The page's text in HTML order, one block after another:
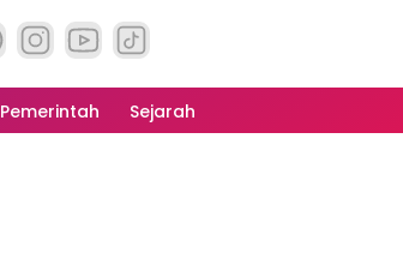
Pemerintah Sejarah